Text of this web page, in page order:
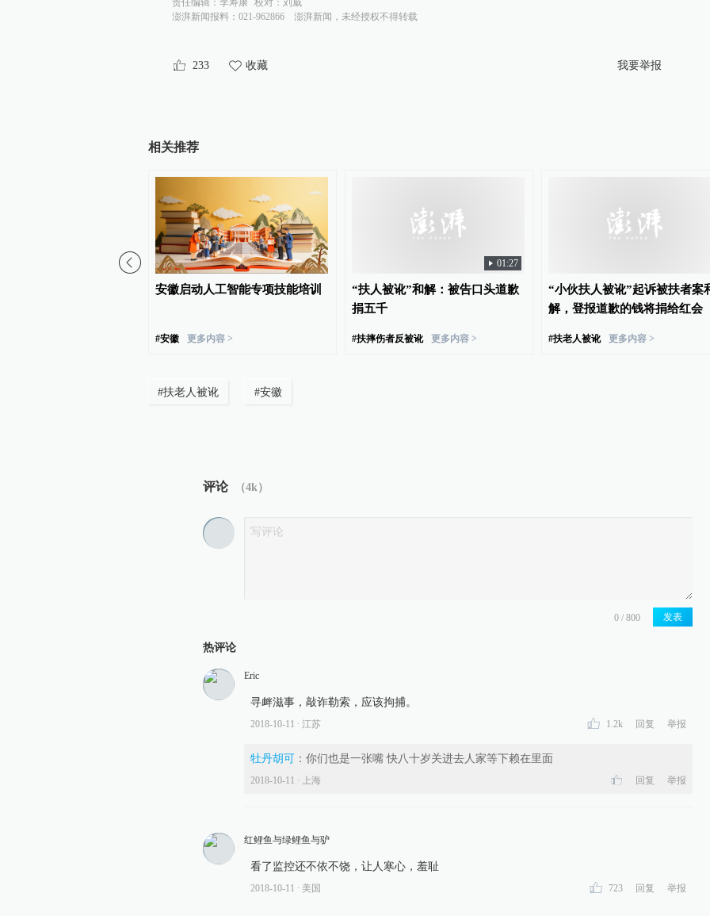
责任编辑： 李寿康 校对： 刘威
澎湃新闻报料：021-962866
澎湃新闻，未经授权不得转载
233 收藏 我要举报
相关推荐
安徽启动人工智能专项技能培训
#安徽 更多内容 >
01:27
“扶人被讹”和解：被告口头道歉
捐五千
#扶摔伤者反被讹 更多内容 >
“小伙扶人被讹”起诉被扶者案
解，登报道歉的钱将捐给红会
#扶老人被讹 更多内容 >
#扶老人被讹 #安徽
评论 （4k）
发表
热评论
Eric
寻衅滋事，敲诈勒索，应该拘捕。
2018-10-11 ∙ 江苏 1.2k 回复 举报
牡丹胡可 ： 你们也是一张嘴 快八十岁关进去人家等下赖在里面
2018-10-11 ∙ 上海 回复 举报
红鲤鱼与绿鲤鱼与驴
看了监控还不依不饶，让人寒心，羞耻
2018-10-11 ∙ 美国 723 回复 举报